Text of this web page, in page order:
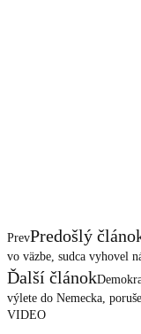
PrevPredošlý
vo väzbe, sudca vyhovel
Ďalší článok
výlete do Nemecka,
VIDEO